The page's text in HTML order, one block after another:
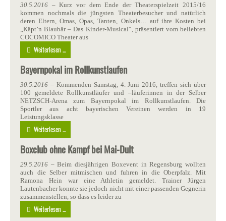
30.5.2016 – Kurz vor dem Ende der Theaterspielzeit 2015/16
kommen nochmals die jüngsten Theaterbesucher und natürlich
deren Eltern, Omas, Opas, Tanten, Onkels… auf ihre Kosten bei
„Käpt’n Blaubär – Das Kinder-Musical“, präsentiert vom beliebten
COCOMICO Theater aus
Weiterlesen ...
Bayernpokal im Rollkunstlaufen
30.5.2016 – Kommenden Samstag, 4. Juni 2016, treffen sich über
100 gemeldete Rollkunstläufer und –läuferinnen in der Selber
NETZSCH-Arena zum Bayernpokal im Rollkunstlaufen. Die
Sportler aus acht bayerischen Vereinen werden in 19
Leistungsklasse
Weiterlesen ...
Boxclub ohne Kampf bei Mai-Dult
29.5.2016 – Beim diesjährigen Boxevent in Regensburg wollten
auch die Selber mitmischen und fuhren in die Oberpfalz. Mit
Ramona Hein war eine Athletin gemeldet. Trainer Jürgen
Lautenbacher konnte sie jedoch nicht mit einer passenden Gegnerin
zusammenstellen, so dass es leider zu
Weiterlesen ...